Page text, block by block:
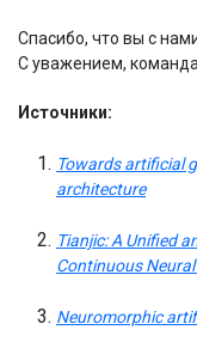
Спасибо, что вы с
С уважением,
Источники:
Towards artificial
architecture
Tianjic: A Unified
Continuous
Neuromorphic